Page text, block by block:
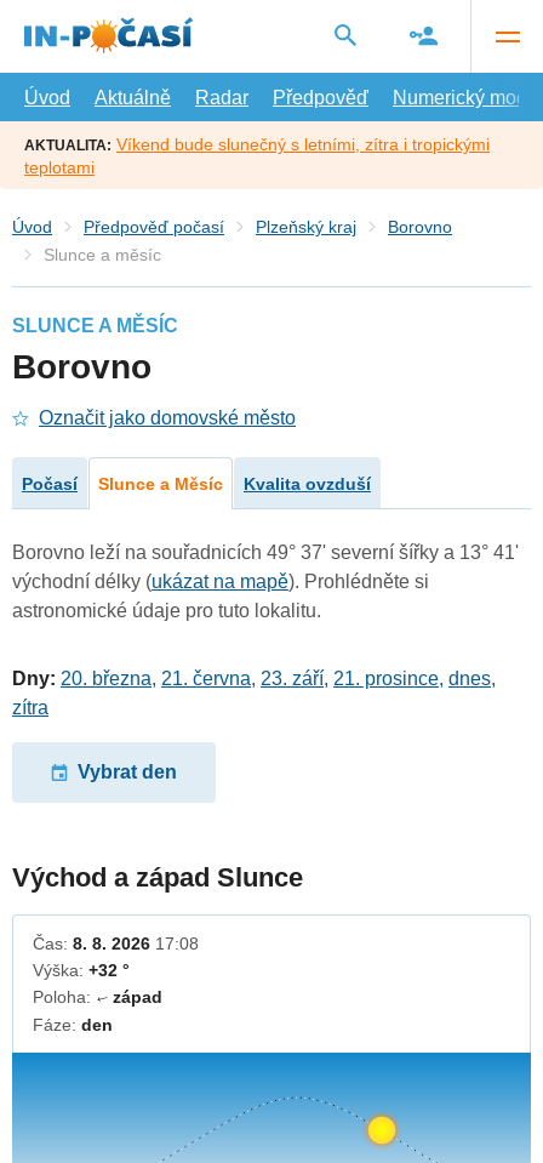
hlavní
Úvod
Aktuálně Radar Předpověď Numerický model
AKTUALITA: Víkend bude slunečný s letními, zítra i tropickými
teplotami
Úvod Předpověď počasí Plzeňský kraj
Borovno
Slunce a měsíc
SLUNCE A MĚSÍC
Borovno
Označit jako domovské město
Počasí Slunce a Měsíc Kvalita ovzduší
Borovno leží na souřadnicích 49° 37' severní šířky a 13° 41'
východní délky (ukázat na mapě). Prohlédněte si
astronomické údaje pro tuto lokalitu.
Dny: 20. března, 21. června, 23. září, 21. prosince, dnes,
zítra
Vybrat den
Východ a západ Slunce
Čas: 8. 8. 2026 17:08
Výška: +32 °
Poloha: ↓západ
Fáze: den